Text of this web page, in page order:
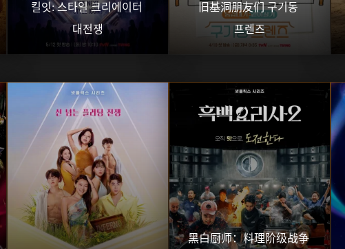
킬잇: 스타일 크리에이터
대전쟁
旧基洞朋友们 구기동
프렌즈
黑白厨师：料理阶级战争